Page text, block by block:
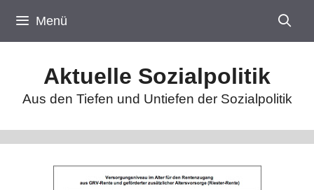
Inhalt
springen
Menü
Aktuelle Sozialpolitik
Aus den Tiefen und Untiefen der Sozialpolitik